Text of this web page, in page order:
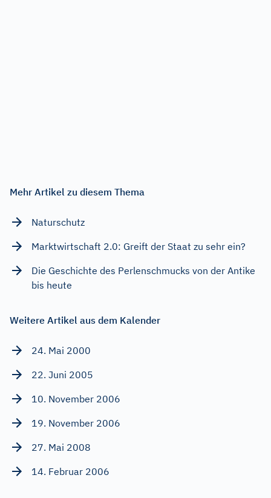
Mehr Artikel zu diesem Thema
Naturschutz
Marktwirtschaft 2.0: Greift der Staat zu sehr ein?
Die Geschichte des Perlenschmucks von der Antike
bis heute
Weitere Artikel aus dem Kalender
24. Mai 2000
22. Juni 2005
10. November 2006
19. November 2006
27. Mai 2008
14. Februar 2006